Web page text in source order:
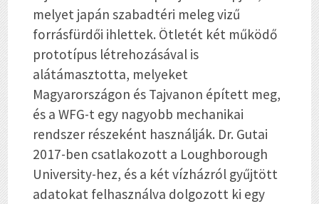
melyet japán szabadtéri meleg vizű
forrásfürdői ihlettek. Ötletét két működő
prototípus létrehozásával is
alátámasztotta, melyeket
Magyarországon és Tajvanon épített meg,
és a WFG-t egy nagyobb mechanikai
rendszer részeként használják. Dr. Gutai
2017-ben csatlakozott a Loughborough
University-hez, és a két vízházról gyűjtött
adatokat felhasználva dolgozott ki egy